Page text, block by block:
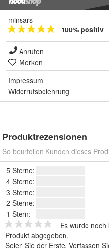
minsars
100% positiv
Anrufen
Merken
Impressum
Widerrufsbelehrung
Produktrezensionen
So beurteilen Kunden dieses
5 Sterne:
4 Sterne:
3 Sterne:
2 Sterne:
1 Stern:
Es wurde
Produkt abgegeben.
Seien Sie der Erste. Verfassen